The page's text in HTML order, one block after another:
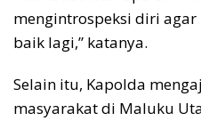
mengintrospeksi diri
baik lagi,” katanya.
Selain itu, Kapolda
masyarakat di Maluku